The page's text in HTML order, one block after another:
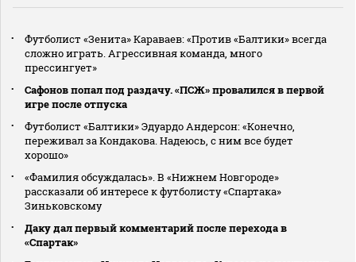
Футболист «Зенита» Караваев: «Против «Балтики» всегда
сложно играть. Агрессивная команда, много
прессингует»
Сафонов попал под раздачу. «ПСЖ» провалился в первой
игре после отпуска
Футболист «Балтики» Эдуардо Андерсон: «Конечно,
переживал за Кондакова. Надеюсь, с ним все будет
хорошо»
«Фамилия обсуждалась». В «Нижнем Новгороде»
рассказали об интересе к футболисту «Спартака»
Зиньковскому
Даку дал первый комментарий после перехода в
«Спартак»